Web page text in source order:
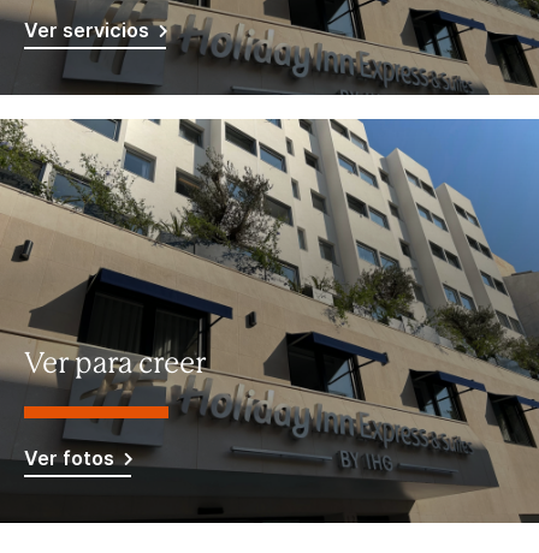
Ver servicios
Ver para creer
Ver fotos